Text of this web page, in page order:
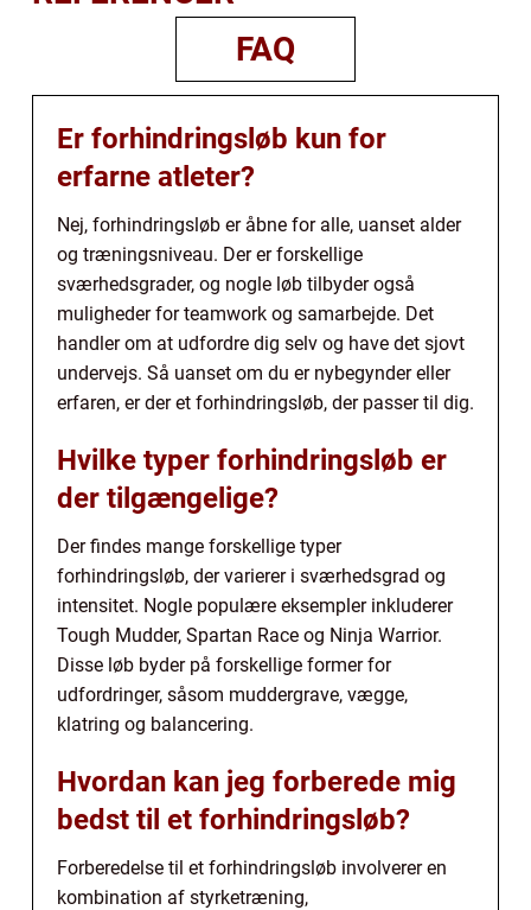
FAQ
Er forhindringsløb kun for
erfarne atleter?
Nej, forhindringsløb er åbne for alle, uanset alder
og træningsniveau. Der er forskellige
sværhedsgrader, og nogle løb tilbyder også
muligheder for teamwork og samarbejde. Det
handler om at udfordre dig selv og have det sjovt
undervejs. Så uanset om du er nybegynder eller
erfaren, er der et forhindringsløb, der passer til dig.
Hvilke typer forhindringsløb er
der tilgængelige?
Der findes mange forskellige typer
forhindringsløb, der varierer i sværhedsgrad og
intensitet. Nogle populære eksempler inkluderer
Tough Mudder, Spartan Race og Ninja Warrior.
Disse løb byder på forskellige former for
udfordringer, såsom muddergrave, vægge,
klatring og balancering.
Hvordan kan jeg forberede mig
bedst til et forhindringsløb?
Forberedelse til et forhindringsløb involverer en
kombination af styrketræning,